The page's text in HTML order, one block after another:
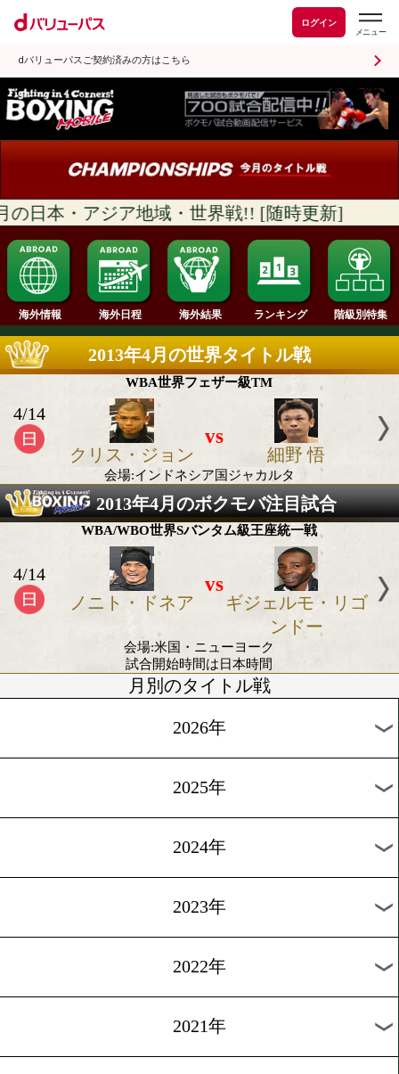
ログイン
dバリューパスご契約済みの方はこちら
日本・アジア地域・世界戦!! [随時更新
海外日程 海外結果
2013年4月の世界タイトル戦
WBA世界フェザー級TM
4/14
クリス・ジョン
vs
細野 悟
会場:インドネシア国ジャカルタ
2013年4月のボクモバ注目試
WBA/WBO世界Sバンタム級王座統一戦
4/14
ノニト・ドネア
vs
ギジェルモ
ンドー
会場:米国・ニューヨーク
試合開始時間は日本時間
月別のタイトル戦
2026年
2024年